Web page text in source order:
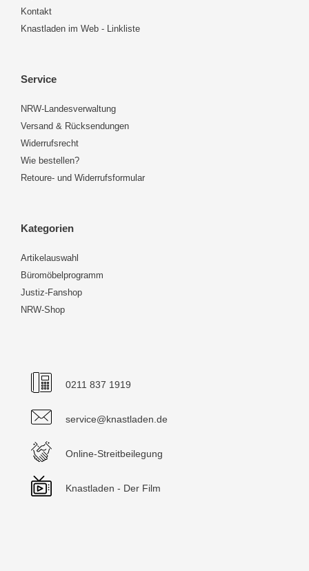
Kontakt
Knastladen im Web - Linkliste
Service
NRW-Landesverwaltung
Versand & Rücksendungen
Widerrufsrecht
Wie bestellen?
Retoure- und Widerrufsformular
Kategorien
Artikelauswahl
Büromöbelprogramm
Justiz-Fanshop
NRW-Shop
0211 837 1919
service@knastladen.de
Online-Streitbeilegung
Knastladen - Der Film